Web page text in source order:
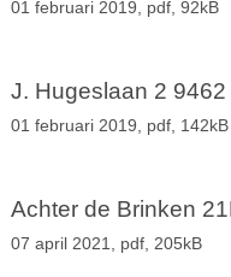
01 februari 2019, pdf, 92kB
J. Hugeslaan 2
01 februari 2019, pdf, 142kB
Achter de Brinken
07 april 2021, pdf, 205kB